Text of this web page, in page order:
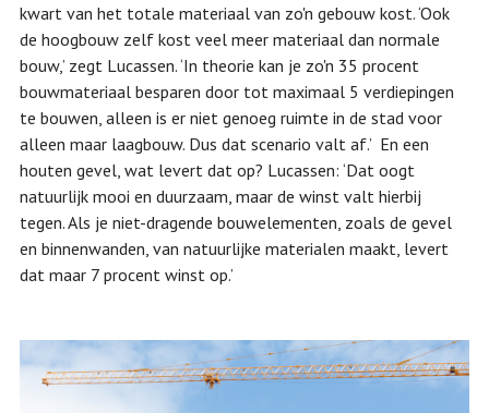
kwart van het totale materiaal van zo'n gebouw kost. ‘Ook
de hoogbouw zelf kost veel meer materiaal dan normale
bouw,’ zegt Lucassen. ‘In theorie kan je zo'n 35 procent
bouwmateriaal besparen door tot maximaal 5 verdiepingen
te bouwen, alleen is er niet genoeg ruimte in de stad voor
alleen maar laagbouw. Dus dat scenario valt af.’ En een
houten gevel, wat levert dat op? Lucassen: ‘Dat oogt
natuurlijk mooi en duurzaam, maar de winst valt hierbij
tegen. Als je niet-dragende bouwelementen, zoals de gevel
en binnenwanden, van natuurlijke materialen maakt, levert
dat maar 7 procent winst op.’